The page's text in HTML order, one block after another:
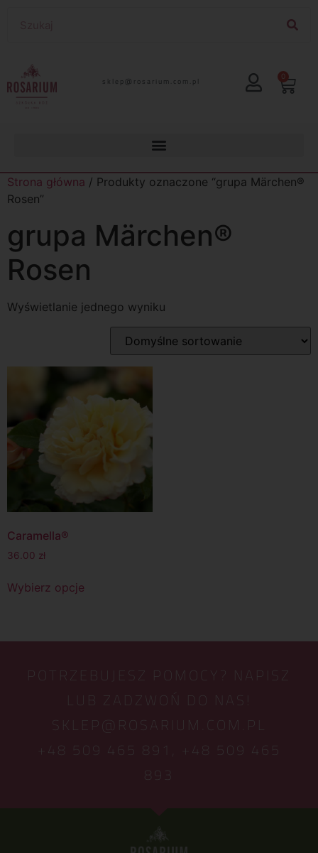
lp.moc.muirasor@pelks 0
Strona główna / Produkty oznaczone “grupa Märchen®
Rosen”
grupa Märchen®
Rosen
Wyświetlanie jednego wyniku
Caramella®
36.00 zł
Wybierz opcje
POTRZEBUJESZ POMOCY? NAPISZ
LUB ZADZWOŃ DO NAS!
SKLEP@ROSARIUM.COM.PL
+48 509 465 891,
+48 509 465
893